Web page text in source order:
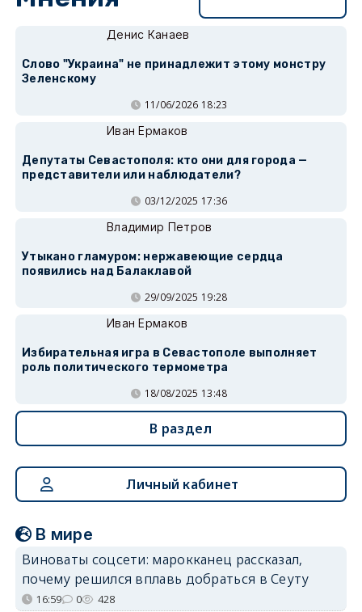
Денис Канаев
Слово "Украина" не принадлежит этому монстру
Зеленскому
11/06/2026 18:23
Иван Ермаков
Депутаты Севастополя: кто они для города —
представители или наблюдатели?
03/12/2025 17:36
Владимир Петров
Утыкано гламуром: нержавеющие сердца
появились над Балаклавой
29/09/2025 19:28
Иван Ермаков
Избирательная игра в Севастополе выполняет
роль политического термометра
18/08/2025 13:48
В раздел
Личный кабинет
В мире
Виноваты соцсети: марокканец рассказал,
почему решился вплавь добраться в Сеуту
16:59 0 428